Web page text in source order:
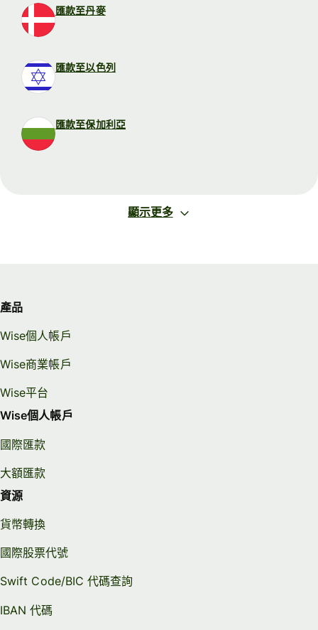
匯款至丹麥
匯款至以色列
匯款至保加利亞
顯示更多
產品
Wise個人帳戶
Wise商業帳戶
Wise平台
Wise個人帳戶
國際匯款
大額匯款
資源
貨幣轉換
國際股票代號
Swift Code/BIC 代碼查詢
IBAN 代碼